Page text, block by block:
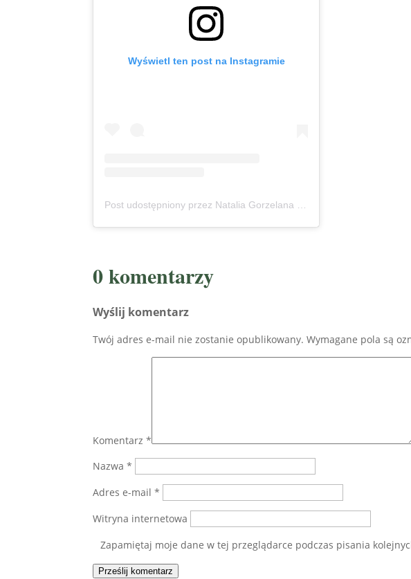
Wyświetl ten post na Instagramie
Post udostępniony przez Natalia Gorzelana | Zanzibar | Content Creator (@podroznaetacie)
0 komentarzy
Wyślij komentarz
Twój adres e-mail nie zostanie opublikowany. Wymagane pola są
Komentarz*
Nazwa*
Adres e-mail*
Witryna internetowa
Zapamiętaj moje dane w tej przeglądarce podczas pisania
Prześlij komentarz